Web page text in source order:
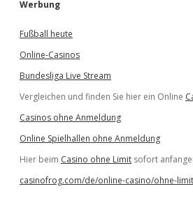
Werbung
Fußball heute
Online-Casinos
Bundesliga Live Stream
Vergleichen und finden Sie hier ein Online
Casinos ohne Anmeldung
Online Spielhallen ohne Anmeldung
Hier beim Casino ohne Limit sofort
casinofrog.com/de/online-casino/ohne-